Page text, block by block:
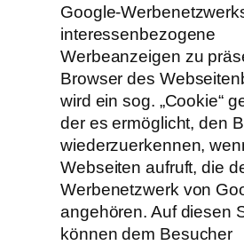
Google-
interessenbezogene
Werbeanzeigen zu
Browser des
wird ein sog. „Cookie“
der es ermöglicht, den
wiederzuerkennen,
Webseiten aufruft, die
Werbenetzwerk von
angehören. Auf diesen
können dem Besucher